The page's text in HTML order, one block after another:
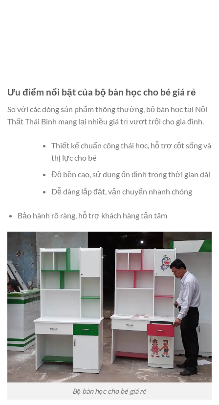
Ưu điểm nổi bật của bộ bàn học cho bé giá rẻ
So với các dòng sản phẩm thông thường, bộ bàn học tại Nội
Thất Thái Bình mang lại nhiều giá trị vượt trội cho gia đình.
Thiết kế chuẩn công thái học, hỗ trợ cột sống và
thị lực cho bé
Độ bền cao, sử dụng ổn định trong thời gian dài
Dễ dàng lắp đặt, vận chuyển nhanh chóng
Bảo hành rõ ràng, hỗ trợ khách hàng tận tâm
Bộ bàn học cho bé giá rẻ